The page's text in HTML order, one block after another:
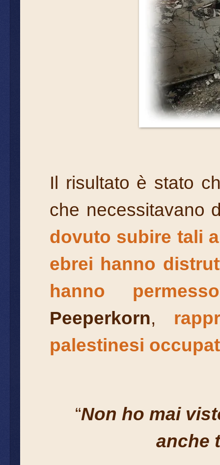
Il risultato è stato
che necessitavano
dovuto subire tali
ebrei hanno
hanno
Peeperkorn,
palestinesi
“Non ho mai
anche